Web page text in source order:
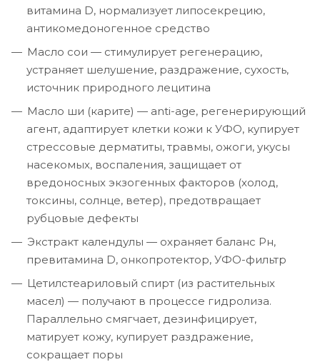
витамина D, нормализует липосекрецию,
антикомедоногенное средство
Масло сои — стимулирует регенерацию,
устраняет шелушение, раздражение, сухость,
источник природного лецитина
Масло ши (карите) — anti-age, регенерирующий
агент, адаптирует клетки кожи к УФО, купирует
стрессовые дерматиты, травмы, ожоги, укусы
насекомых, воспаления, защищает от
вредоносных экзогенных факторов (холод,
токсины, солнце, ветер), предотвращает
рубцовые дефекты
Экстракт календулы — охраняет баланс Рн,
превитамина D, онкопротектор, УФО-фильтр
Цетилстеариловый спирт (из растительных
масел) — получают в процессе гидролиза.
Параллельно смягчает, дезинфицирует,
матирует кожу, купирует раздражение,
сокращает поры